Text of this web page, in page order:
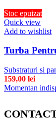
Stoc epuizat
Quick view
Add to wishlist
Turba
Substraturi si
159,00 lei
Momentan